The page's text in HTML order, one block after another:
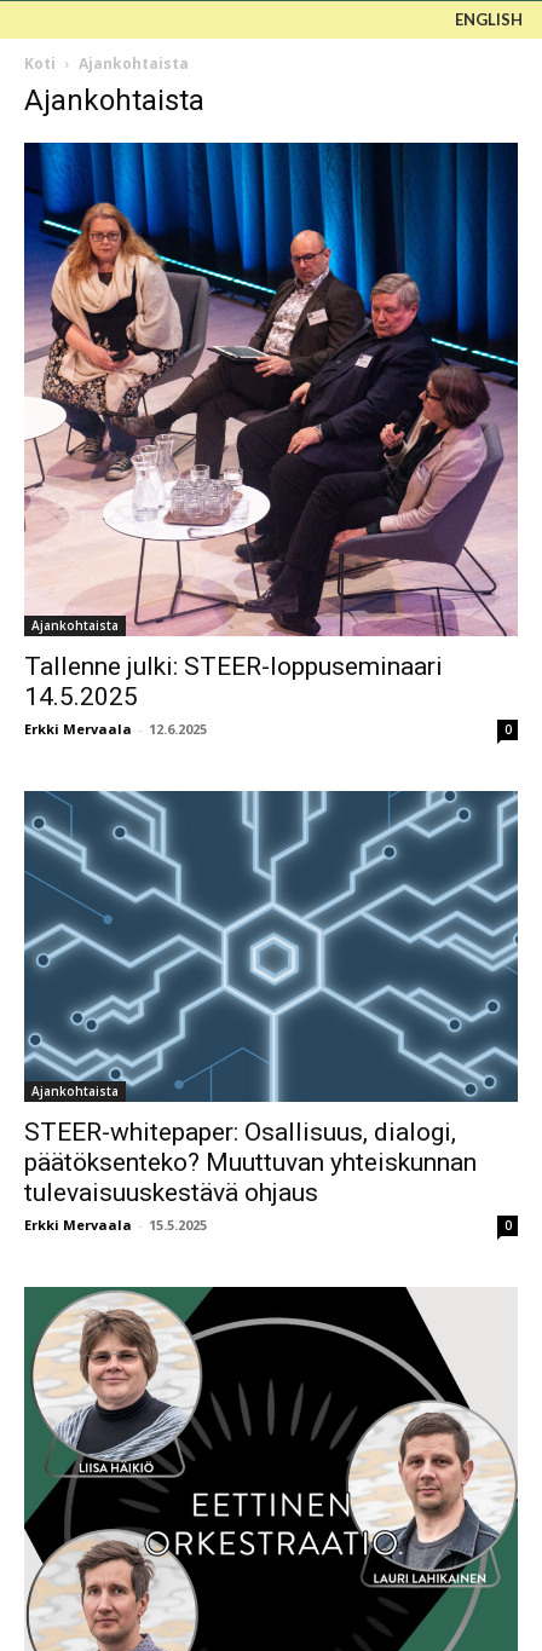
ENGLISH
Koti Ajankohtaista
Ajankohtaista
Ajankohtaista
Tallenne julki: STEER-loppuseminaari
14.5.2025
Erkki Mervaala - 12.6.2025 0
Ajankohtaista
STEER-whitepaper: Osallisuus, dialogi,
päätöksenteko? Muuttuvan yhteiskunnan
tulevaisuuskestävä ohjaus
Erkki Mervaala - 15.5.2025 0